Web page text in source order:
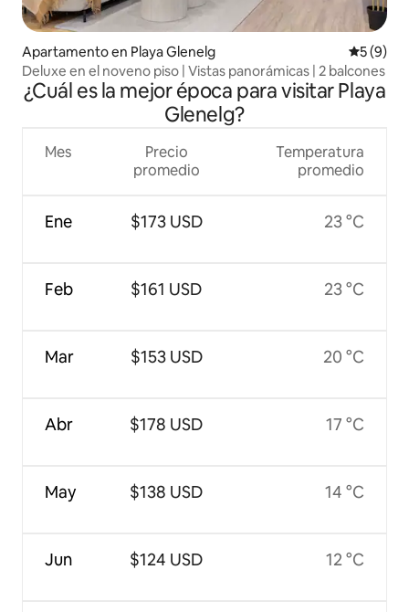
Apartamento en Playa Glenelg
5 (9)
Deluxe en el noveno piso | Vistas panorámicas | 2 balcones
¿Cuál es la mejor época para visitar Playa
Glenelg?
Mes
Ene
Feb
Mar
Abr
May
Jun
Precio
promedio
$173 USD
$161 USD
$153 USD
$178 USD
$138 USD
$124 USD
Temperatura
promedio
23 °C
23 °C
20 °C
17 °C
14 °C
12 °C